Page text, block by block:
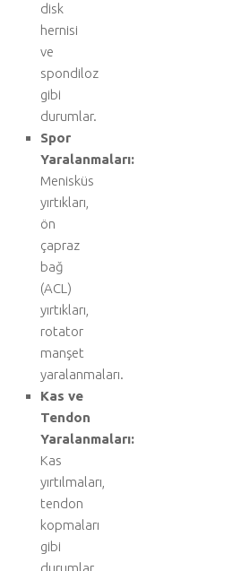
disk
hernisi
ve
spondiloz
gibi
durumlar.
Spor
Yaralanmaları:
Menisküs
yırtıkları,
ön
çapraz
bağ
(ACL)
yırtıkları,
rotator
manşet
yaralanmaları.
Kas ve
Tendon
Yaralanmaları:
Kas
yırtılmaları,
tendon
kopmaları
gibi
durumlar.